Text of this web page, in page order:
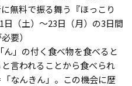
無料で振る舞う『ほっこり
（土）〜23日（月）の3日間
要）
」の付く食べ物を食べると
言われることから食べられ
なんきん」。この機会に歴